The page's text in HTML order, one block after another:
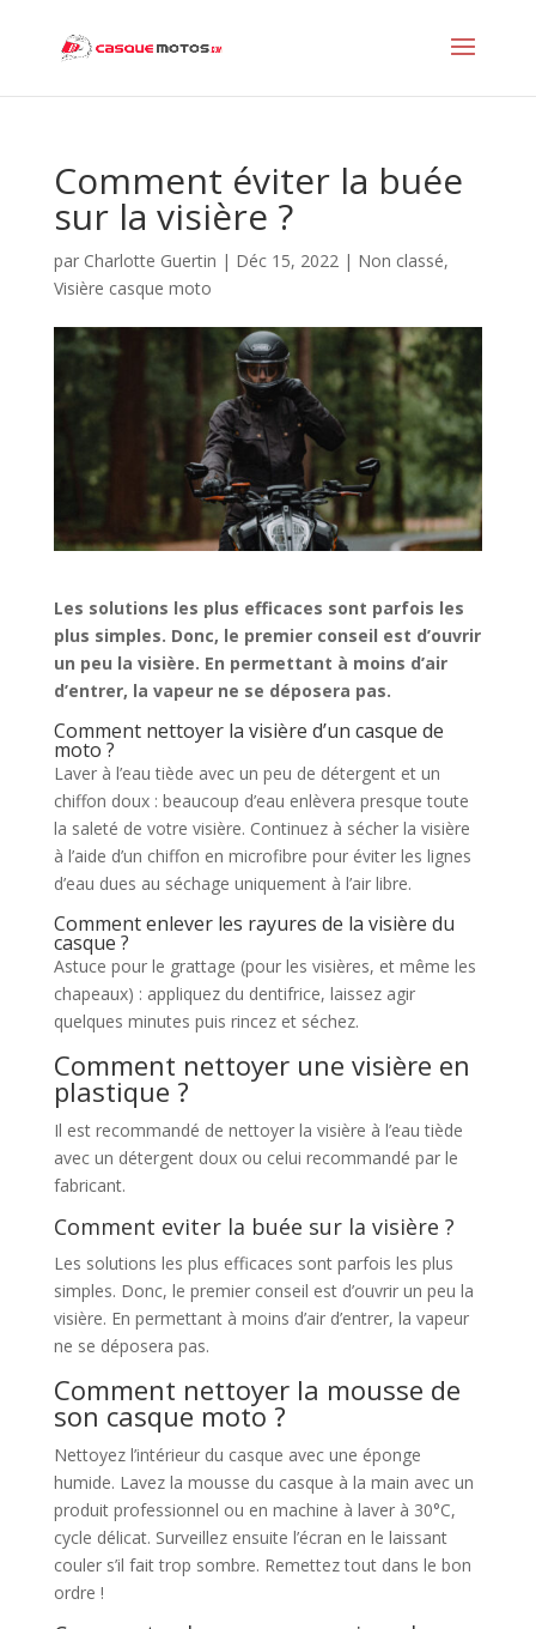
Comment éviter la buée
sur la visière ?
par Charlotte Guertin | Déc 15, 2022| Non classé,
Visière casque moto
Les solutions les plus efficaces sont parfois les
plus simples. Donc, le premier conseil est d’ouvrir
un peu la visière. En permettant à moins d’air
d’entrer, la vapeur ne se déposera pas.
Comment nettoyer la visière d’un casque de
moto ?
Laver à l’eau tiède avec un peu de détergent et un
chiffon doux : beaucoup d’eau enlèvera presque toute
la saleté de votre visière. Continuez à sécher la visière
à l’aide d’un chiffon en microfibre pour éviter les lignes
d’eau dues au séchage uniquement à l’air libre.
Comment enlever les rayures de la visière du
casque ?
Astuce pour le grattage (pour les visières, et même les
chapeaux) : appliquez du dentifrice, laissez agir
quelques minutes puis rincez et séchez.
Comment nettoyer une visière en
plastique ?
Il est recommandé de nettoyer la visière à l’eau tiède
avec un détergent doux ou celui recommandé par le
fabricant.
Comment eviter la buée sur la visière ?
Les solutions les plus efficaces sont parfois les plus
simples. Donc, le premier conseil est d’ouvrir un peu la
visière. En permettant à moins d’air d’entrer, la vapeur
ne se déposera pas.
Comment nettoyer la mousse de
son casque moto ?
Nettoyez l’intérieur du casque avec une éponge
humide. Lavez la mousse du casque à la main avec un
produit professionnel ou en machine à laver à 30°C,
cycle délicat. Surveillez ensuite l’écran en le laissant
couler s’il fait trop sombre. Remettez tout dans le bon
ordre !